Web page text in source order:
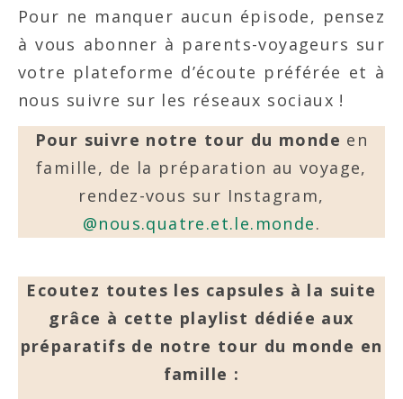
Pour ne manquer aucun épisode, pensez
à vous abonner à parents-voyageurs sur
votre plateforme d’écoute préférée et à
nous suivre sur les réseaux sociaux !
Pour suivre notre tour du monde en
famille, de la préparation au voyage,
rendez-vous sur Instagram,
@nous.quatre.et.le.monde.
Ecoutez toutes les capsules à la suite
grâce à cette playlist dédiée aux
préparatifs de notre tour du monde en
famille :